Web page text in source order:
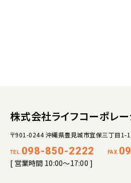
株式会社ライフコーポレー
〒901-0244 沖縄県豊見城市宜保三丁目1-1
TEL. 098-850-2222 FAX.
[ 営業時間 10:00～17:00 ]